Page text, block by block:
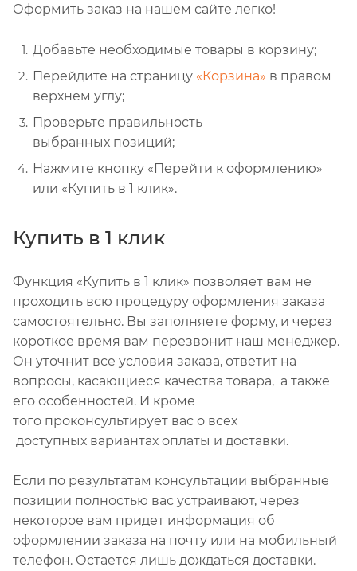
Оформить заказ на нашем сайте легко!
Добавьте необходимые товары в корзину;
Перейдите на страницу «Корзина» в правом
верхнем углу;
Проверьте правильность
выбранных позиций;
Нажмите кнопку «Перейти к оформлению»
или «Купить в 1 клик».
Купить в 1 клик
Функция «Купить в 1 клик» позволяет вам не
проходить всю процедуру оформления заказа
самостоятельно. Вы заполняете форму, и через
короткое время вам перезвонит наш менеджер.
Он уточнит все условия заказа, ответит на
вопросы, касающиеся качества товара, а также
его особенностей. И кроме
того проконсультирует вас о всех
доступных вариантах оплаты и доставки.
Если по результатам консультации выбранные
позиции полностью вас устраивают, через
некоторое вам придет информация об
оформлении заказа на почту или на мобильный
телефон. Остается лишь дождаться доставки.